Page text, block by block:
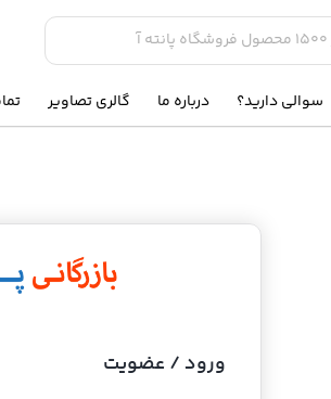
سوالی دارید؟ درباره ما گالری تصاویر
ورود / عضویت